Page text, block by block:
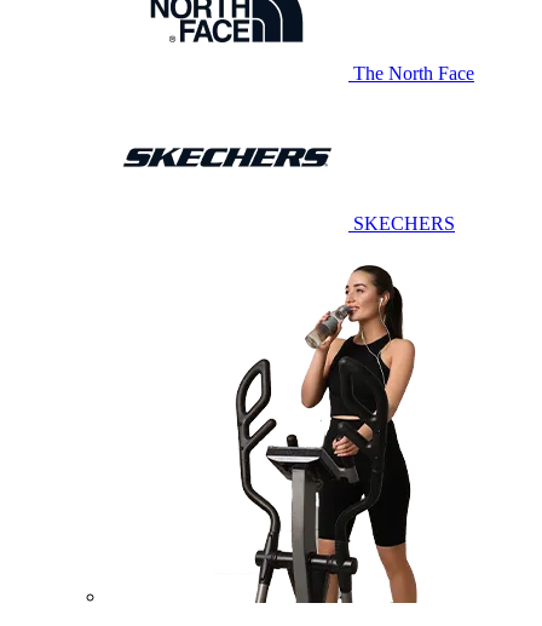
The North Face
SKECHERS